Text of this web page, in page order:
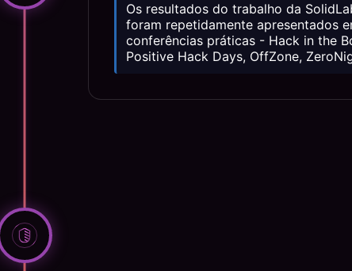
Os resultados do trabalho da
foram repetidamente apresentados
conferências práticas - Hack in the
Positive Hack Days, OffZone,